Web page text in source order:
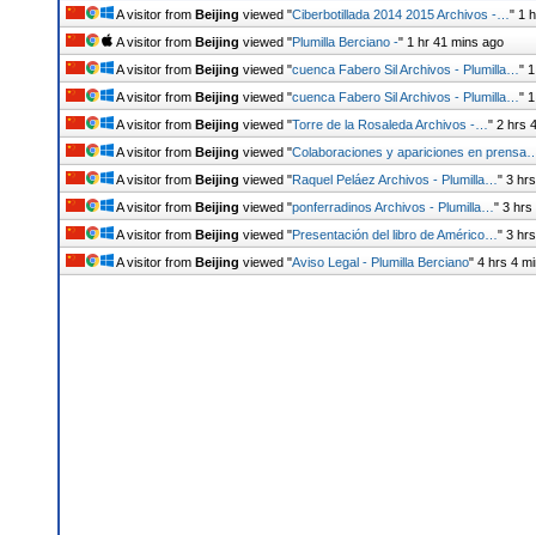
A visitor from Beijing viewed "Ciberbotillada 2014 2015 Archivos -… " 1
A visitor from Beijing viewed "Plumilla Berciano -" 1 hr 41 mins ago
A visitor from Beijing viewed "cuenca Fabero Sil Archivos - Plumilla… "
A visitor from Beijing viewed "cuenca Fabero Sil Archivos - Plumilla… "
A visitor from Beijing viewed "Torre de la Rosaleda Archivos -… " 2 hrs
A visitor from Beijing viewed "Colaboraciones y apariciones en
A visitor from Beijing viewed "Raquel Peláez Archivos - Plumilla… " 3
A visitor from Beijing viewed "ponferradinos Archivos - Plumilla… " 3 hrs
A visitor from Beijing viewed "Presentación del libro de Américo… " 3
A visitor from Beijing viewed "Aviso Legal - Plumilla Berciano" 4 hrs 4